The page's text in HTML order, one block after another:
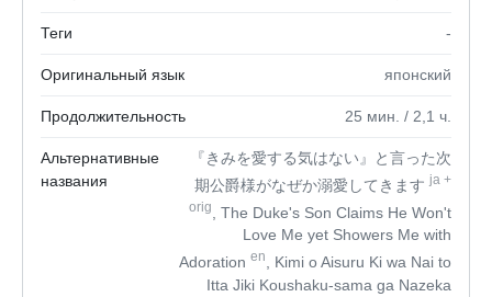
Теги -
Оригинальный язык японский
Продолжительность 25 мин. / 2,1 ч.
Альтернативные
названия
『きみを愛する気はない』と言った次
期公爵様がなぜか溺愛してきますja +
orig
, The Duke's Son Claims He Won't
Love Me yet Showers Me with
Adoration en
, Kimi o Aisuru Ki wa Nai to
Itta Jiki Koushaku-sama ga Nazeka